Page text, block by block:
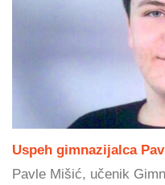
Uspeh gimnazijalca
Pavle Mišić, učenik